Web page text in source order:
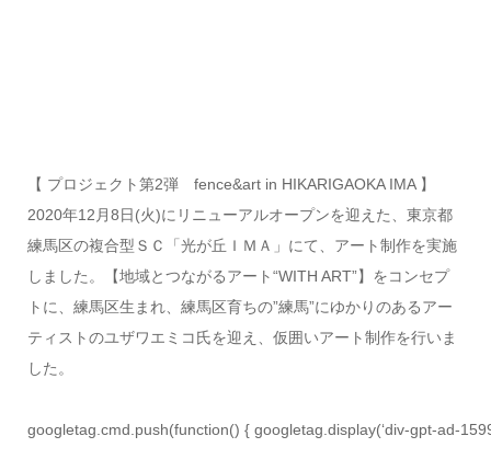
【 プロジェクト第2弾 fence&art in HIKARIGAOKA IMA 】
2020年12月8日(火)にリニューアルオープンを迎えた、東京都
練馬区の複合型ＳＣ「光が丘ＩＭＡ」にて、アート制作を実施
しました。【地域とつながるアート“WITH ART”】をコンセプ
トに、練馬区生まれ、練馬区育ちの”練馬”にゆかりのあるアー
ティストのユザワエミコ氏を迎え、仮囲いアート制作を行いま
した。
googletag.cmd.push(function() { googletag.display(‘div-gpt-ad-